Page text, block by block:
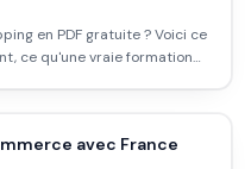
en PDF gratuite ? Voici ce
ce qu'une vraie formation
avec France